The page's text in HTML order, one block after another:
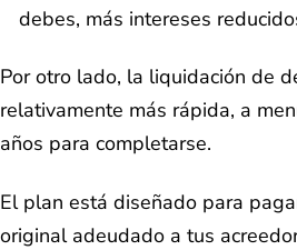
debes, más intereses
Por otro lado, la liquidación de
relativamente más rápida, a
años para completarse.
El plan está diseñado para
original adeudado a tus